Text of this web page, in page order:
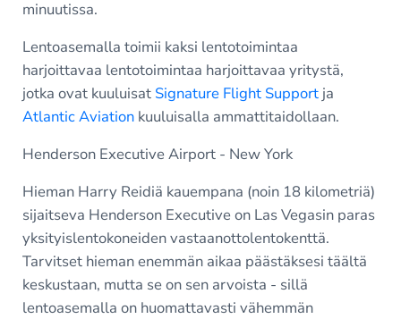
minuutissa.
Lentoasemalla toimii kaksi lentotoimintaa
harjoittavaa lentotoimintaa harjoittavaa yritystä,
jotka ovat kuuluisat Signature Flight Supportja
Atlantic Aviationkuuluisalla ammattitaidollaan.
Henderson Executive Airport - New York
Hieman Harry Reidiä kauempana (noin 18 kilometriä)
sijaitseva Henderson Executive on Las Vegasin paras
yksityislentokoneiden vastaanottolentokenttä.
Tarvitset hieman enemmän aikaa päästäksesi täältä
keskustaan, mutta se on sen arvoista - sillä
lentoasemalla on huomattavasti vähemmän